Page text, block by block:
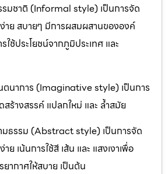
มชาติ (Informal style) เป็นการจัด
าย สบายๆ มีการผสมผสานขององค์
ใช้ประโยชน์จากภูมิประเทศ และ
นาการ (Imaginative style) เป็นการ
ร้างสรรค์ แปลกใหม่ และ ล้ำสมัย
ธรรม (Abstract style) เป็นการจัด
ย เน้นการใช้สี เส้น และ แสงเงาเพื่อ
ากาศให้สบาย เป็นต้น